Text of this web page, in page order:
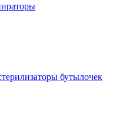
бутылочек